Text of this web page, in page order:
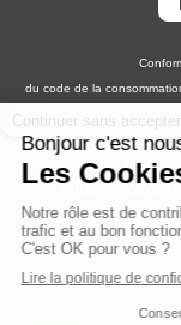
du code de la
la consommation.
En cas de litige,
https://